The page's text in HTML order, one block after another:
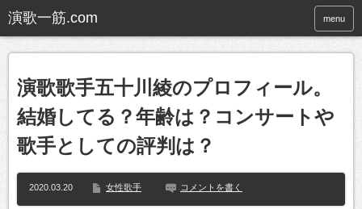
menu
演歌歌手五十川綾のプロフィール。
結婚してる？年齢は？コンサートや
歌手としての評判は？
2020.03.20 女性歌手 コメントを書く